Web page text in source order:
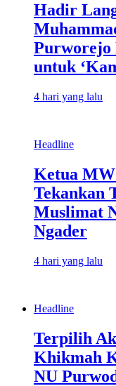
Hadir
Purworejo
untuk
4 hari yang lalu
Headline
Ketua
Tekankan
Muslimat
Ngader
4 hari yang lalu
Headline
Terpilih
Khikmah
NU